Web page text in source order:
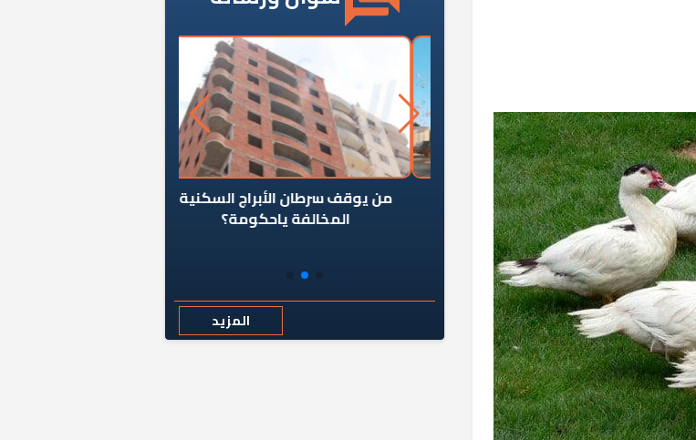
لماذا تخالف الشركات العقارية
تعليمات الرئيس السيسي؟
من يوقف سرطان الأبراج السكنية
المخالفة ياحكومة؟
المزيد